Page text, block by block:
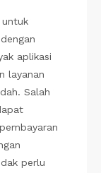
aplikasi
layanan
Salah
perlu